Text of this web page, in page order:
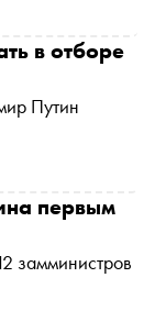
в отборе
Путин
первым
замминистров